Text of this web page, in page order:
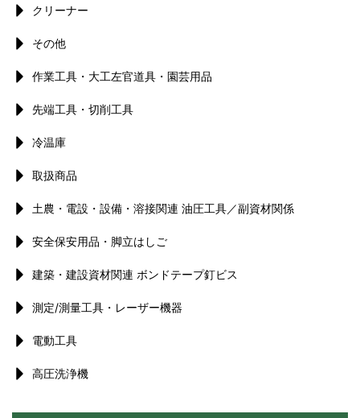
クリーナー
その他
作業工具・大工左官道具・園芸用品
先端工具・切削工具
冷温庫
取扱商品
土農・電設・設備・溶接関連 油圧工具／副資材関係
安全保安用品・脚立はしご
建築・建設資材関連 ボンドテープ釘ビス
測定/測量工具・レーザー機器
電動工具
高圧洗浄機